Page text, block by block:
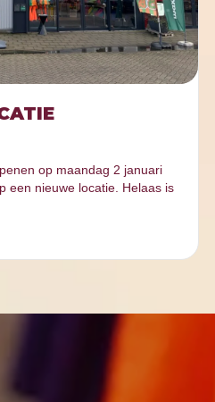
op maandag 2 januari
een nieuwe locatie. Helaas is